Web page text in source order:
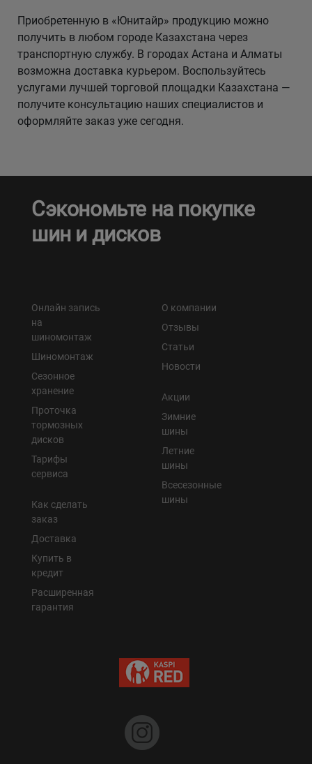
Приобретенную в «Юнитайр» продукцию можно
получить в любом городе Казахстана через
транспортную службу. В городах Астана и Алматы
возможна доставка курьером. Воспользуйтесь
услугами лучшей торговой площадки Казахстана —
получите консультацию наших специалистов и
оформляйте заказ уже сегодня.
Сэкономьте на покупке
шин и дисков
Онлайн запись
на
шиномонтаж
Шиномонтаж
Сезонное
хранение
Проточка
тормозных
дисков
Тарифы
сервиса
Как сделать
заказ
Доставка
Купить в
кредит
Расширенная
гарантия
О компании
Отзывы
Статьи
Новости
Акции
Зимние
шины
Летние
шины
Всесезонные
шины